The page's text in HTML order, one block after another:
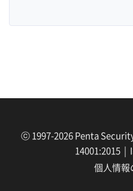
ⓒ 1997-2026 Penta
14001:2015 |
個人情報